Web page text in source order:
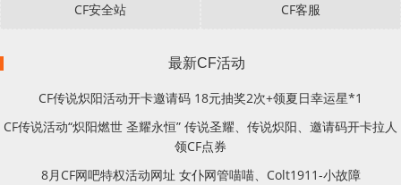
CF安全站 CF客服
最新CF活动
CF传说炽阳活动开卡邀请码 18元抽奖2次+领夏日幸运星*1
CF传说活动“炽阳燃世 圣耀永恒” 传说圣耀、传说炽阳、邀请码开卡拉人
领CF点券
8月CF网吧特权活动网址 女仆网管喵喵、Colt1911-小故障